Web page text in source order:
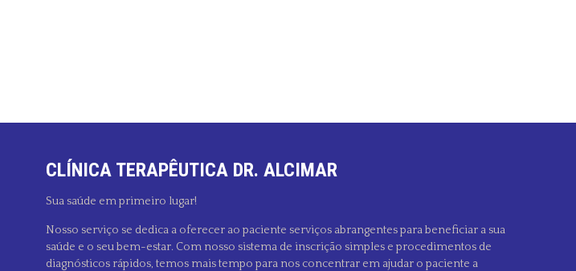
CLÍNICA TERAPÊUTICA DR. ALCIMAR
Sua saúde em primeiro lugar!
Nosso serviço se dedica a oferecer ao paciente serviços abrangentes para beneficiar a sua
saúde e o seu bem-estar. Com nosso sistema de inscrição simples e procedimentos de
diagnósticos rápidos, temos mais tempo para nos concentrar em ajudar o paciente a